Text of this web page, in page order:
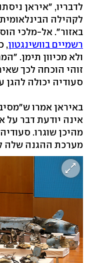
לדבריו, "איראן
לקהילה
באזור". אל-מלכי
רשמיים בוושינגטון,
ולא מכיוון תימן.
זוהי הוכחה לכך
סעודיה יכולה
באיראן אמרו
אינה יודעת דבר על
מהיכן שוגרו.
מערכת ההגנה שלה